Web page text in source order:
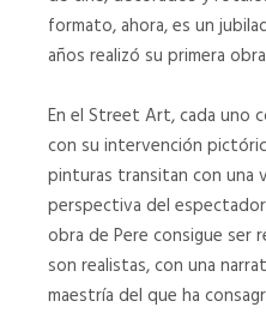
20230615_160206
20230429_161425
20240219_091251
20240219_091331
20230630_151322
20230708_151432
formato, ahora, es un
años realizó su primera
En el Street Art, cada uno
con su intervención
pinturas transitan con una
perspectiva del
obra de Pere consigue ser
son realistas, con una
maestría del que ha